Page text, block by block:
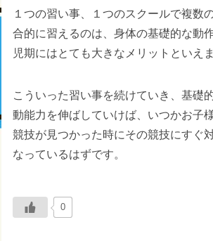
１つの習い事、１つのスクールで複数
合的に習えるのは、身体の基礎的な動
児期にはとても大きなメリットといえま
こういった習い事を続けていき、基礎
動能力を伸ばしていけば、いつかお子
競技が見つかった時にその競技にすぐ
なっているはずです。
0